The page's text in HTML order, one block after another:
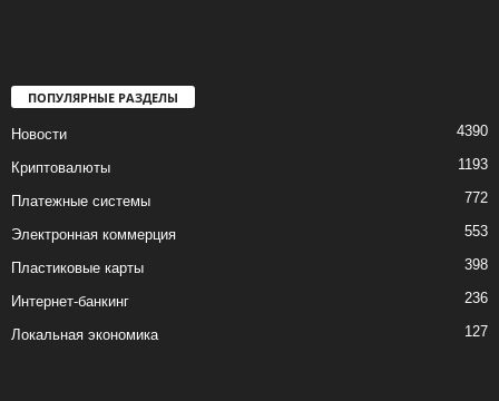
ПОПУЛЯРНЫЕ РАЗДЕЛЫ
Новости 4390
Криптовалюты 1193
Платежные системы 772
Электронная коммерция 553
Пластиковые карты 398
Интернет-банкинг 236
Локальная экономика 127